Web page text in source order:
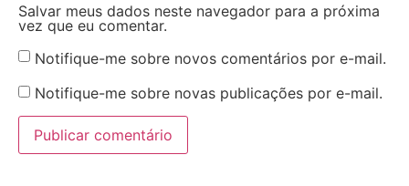
Salvar meus dados neste navegador para a próxima
vez que eu comentar.
Notifique-me sobre novos comentários por e-mail.
Notifique-me sobre novas publicações por e-mail.